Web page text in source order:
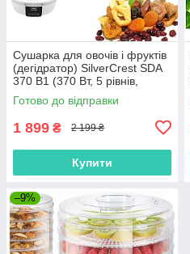
Сушарка для овочів і фруктів
(дегідратор) SilverCrest SDA
370 B1 (370 Вт, 5 рівнів,
таймер 48 год, дисплей,
Німеччина)
Готово до відправки
1 899 ₴ 2 199 ₴
Купити
–9%